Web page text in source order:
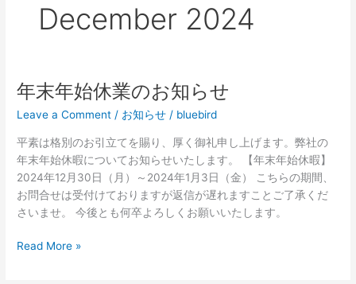
December 2024
年末年始休業のお知らせ
Leave a Comment / お知らせ / bluebird
平素は格別のお引立てを賜り、厚く御礼申し上げます。弊社の
年末年始休暇についてお知らせいたします。 【年末年始休暇】
2024年12月30日（月）～2024年1月3日（金） こちらの期間、
お問合せは受付けておりますが返信が遅れますことご了承くだ
さいませ。 今後とも何卒よろしくお願いいたします。
年
年
始
休
業
の
お
ら
Read More »